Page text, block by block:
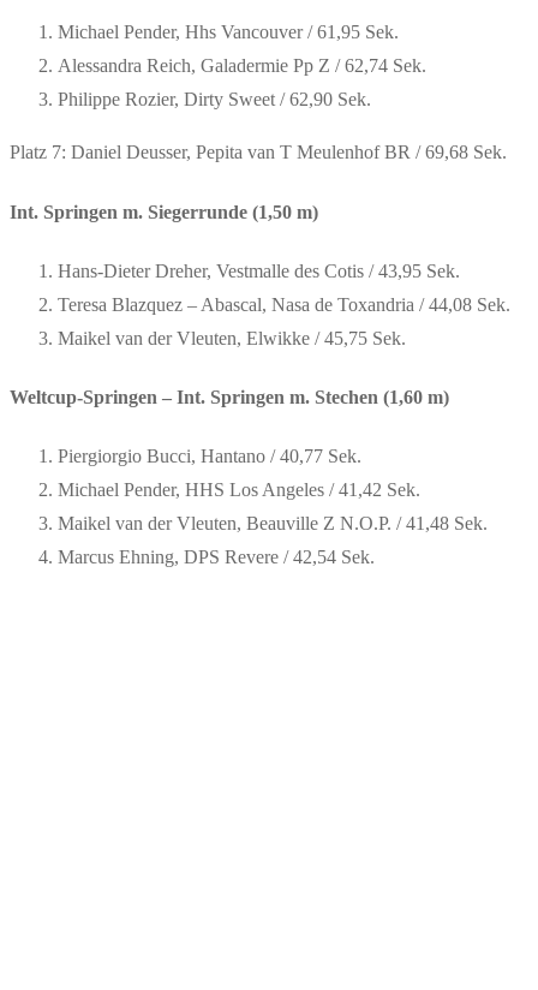
Michael Pender, Hhs Vancouver / 61,95 Sek.
Alessandra Reich, Galadermie Pp Z / 62,74 Sek.
Philippe Rozier, Dirty Sweet / 62,90 Sek.
Platz 7: Daniel Deusser, Pepita van T Meulenhof BR / 69,68 Sek.
Int. Springen m. Siegerrunde (1,50 m)
Hans-Dieter Dreher, Vestmalle des Cotis / 43,95 Sek.
Teresa Blazquez – Abascal, Nasa de Toxandria / 44,08 Sek.
Maikel van der Vleuten, Elwikke / 45,75 Sek.
Weltcup-Springen – Int. Springen m. Stechen (1,60 m)
Piergiorgio Bucci, Hantano / 40,77 Sek.
Michael Pender, HHS Los Angeles / 41,42 Sek.
Maikel van der Vleuten, Beauville Z N.O.P. / 41,48 Sek.
Marcus Ehning, DPS Revere / 42,54 Sek.